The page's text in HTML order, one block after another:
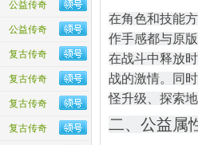
公益传奇
公益传奇
复古传奇
复古传奇
复古传奇
复古传奇
在角色和技能
作手感都与原
在战斗中释放
战的激情。同
怪升级、探索
二、公益属